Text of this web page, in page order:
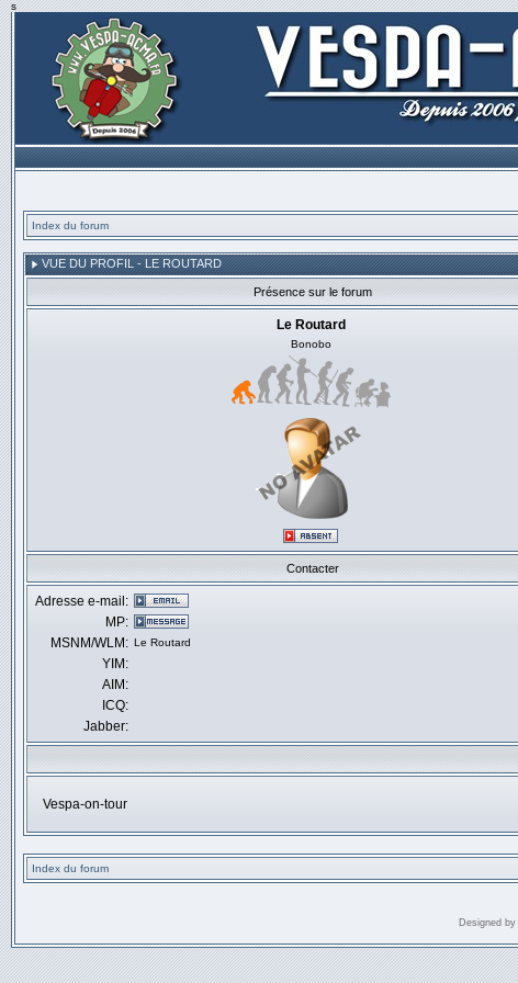
s
Index du forum
VUE DU PROFIL - LE ROUTARD
Présence sur le forum
Le Routard
Bonobo
Contacter
Adresse e-mail:
MP:
MSNM/WLM: Le Routard
YIM:
AIM:
ICQ:
Jabber:
Vespa-on-tour
Index du forum
Designed by